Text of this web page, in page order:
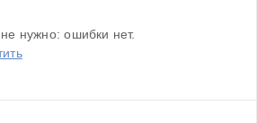
нужно: ошибки нет.